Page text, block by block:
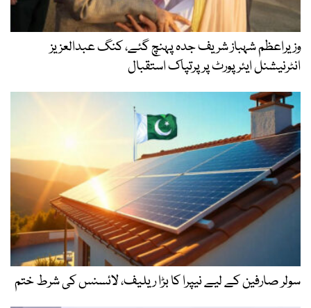
وزیراعظم شہباز شریف جدہ پہنچ گئے، کنگ عبدالعزیز
انٹرنیشنل ایئر پورٹ پر پرتپاک استقبال
سولر صارفین کے لیے نیپرا کا بڑا ریلیف، لائسنس کی شرط ختم